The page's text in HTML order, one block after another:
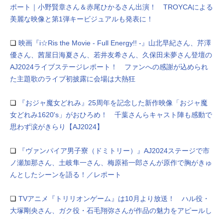
ポート｜小野賢章さん＆赤尾ひかるさん出演！ TROYCAによる
美麗な映像と第1弾キービジュアルも発表に！
❏ 映画『i☆Ris the Movie - Full Energy!! -』山北早紀さん、芹澤
優さん、茜屋日海夏さん、若井友希さん、久保田未夢さん登壇の
AJ2024ライブステージレポート！ ファンへの感謝が込められ
た主題歌のライブ初披露に会場は大熱狂
❏
『おジャ魔女どれみ』25周年を記念した新作映像「おジャ魔
女どれみ1620's」がおひろめ！ 千葉さんらキャスト陣も感動で
思わず涙がきらり【AJ2024】
❏
『ヴァンパイア男子寮（ドミトリー）』AJ2024ステージで市
ノ瀬加那さん、土岐隼一さん、梅原裕一郎さんが原作で胸がきゅ
んとしたシーンを語る！／レポート
❏ TVアニメ『トリリオンゲーム』は10月より放送！ ハル役・
大塚剛央さん、ガク役・石毛翔弥さんが作品の魅力をアピールし